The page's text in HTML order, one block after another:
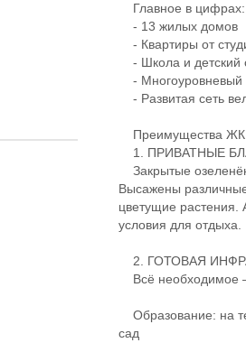
Главное в цифрах:
- 13 жилых домов
- Квартиры от
- Школа и детский
- Многоуровневый
- Развитая сеть
Преимущества ЖК
1. ПРИВАТНЫЕ
Закрытые
Высажены
цветущие растения.
условия для отдыха.
2. ГОТОВАЯ
Всё необходимое
Образование: на
сад